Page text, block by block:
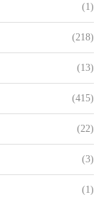
(1)
(218)
(13)
(415)
(22)
(3)
(1)